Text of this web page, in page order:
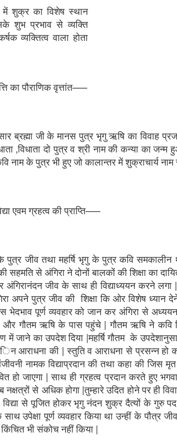
में शुक्र का विशेष स्थान
शुभ प्रभाव से व्यक्ति
व्यक्तित्व वाला होता
का पौराणिक वृत्तांत—–
ब्रह्मा जी के मानस पुत्र भृगु ऋषि का विवाह
,विधाता दो पुत्र व श्री नाम की कन्या का
नाम के पुत्र भी हुए जो कालान्तर में शुक्राचार्य नाम
एवम ग्रहत्व की प्राप्ति—–
के पुत्र जीव तथा महर्षि भृगु के पुत्र कवि
सहमति से अंगिरा ने दोनों बालकों की शिक्षा का
अंगिरानंदन जीव के साथ ही विद्याध्ययन करने लगा
अपने पुत्र जीव की शिक्षा कि ओर विशेष ध्यान
भेदभाव पूर्ण व्यवहार को जान कर अंगिरा से
और गौतम ऋषि के पास पहुंचे | गौतम ऋषि ने
में जाने का उपदेश दिया |महर्षि गौतम के
आराधना की | स्तुति व आराधना से प्रसन्न हो
नामक विद्याप्रदान की तथा कहा की जिस
हो जाएगा | साथ ही ग्रहत्व प्रदान करते हुए
नक्षत्रों से अधिक होगा |तुम्हारे उदित होने पर ही
से पूजित होकर भृगु नंदन शुक्र दैत्यों के गुरु
उपेक्षा पूर्ण व्यवहार किया था उन्हीं के पौत्र
भी संकोच नहीं किया |